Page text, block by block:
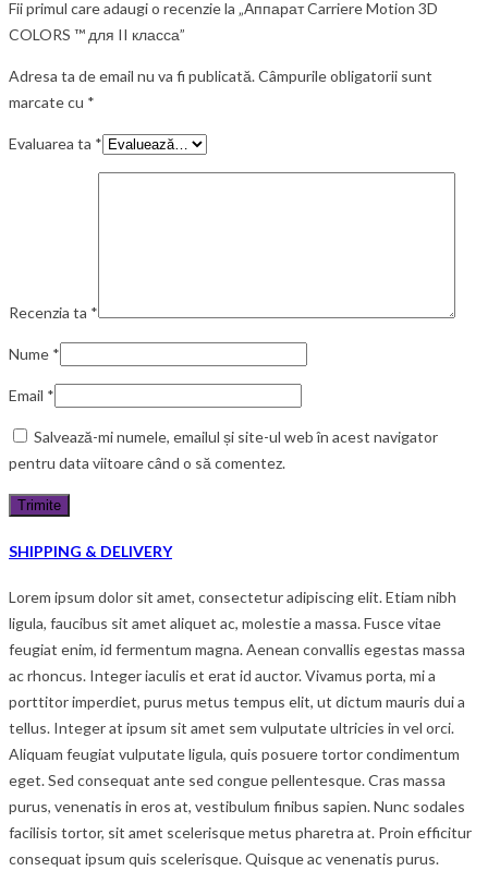
Fii primul care adaugi o recenzie la „Аппарат Carriere Motion 3D
COLORS ™ для II класса”
Adresa ta de email nu va fi publicată.Câmpurile obligatorii sunt
marcate cu *
Evaluarea ta *
Recenzia ta *
Nume *
Email *
Salvează-mi numele, emailul și site-ul web în acest navigator
pentru data viitoare când o să comentez.
SHIPPING & DELIVERY
Lorem ipsum dolor sit amet, consectetur adipiscing elit. Etiam nibh
ligula, faucibus sit amet aliquet ac, molestie a massa. Fusce vitae
feugiat enim, id fermentum magna. Aenean convallis egestas massa
ac rhoncus. Integer iaculis et erat id auctor. Vivamus porta, mi a
porttitor imperdiet, purus metus tempus elit, ut dictum mauris dui a
tellus. Integer at ipsum sit amet sem vulputate ultricies in vel orci.
Aliquam feugiat vulputate ligula, quis posuere tortor condimentum
eget. Sed consequat ante sed congue pellentesque. Cras massa
purus, venenatis in eros at, vestibulum finibus sapien. Nunc sodales
facilisis tortor, sit amet scelerisque metus pharetra at. Proin efficitur
consequat ipsum quis scelerisque. Quisque ac venenatis purus.